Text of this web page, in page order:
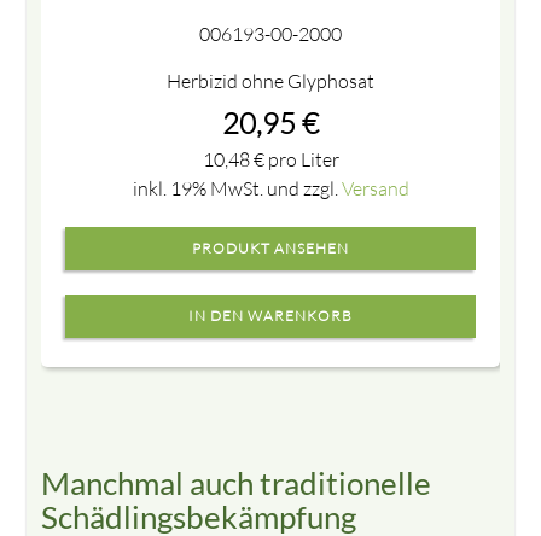
006193-00-2000
Herbizid ohne Glyphosat
20,95 €
10,48€pro Liter
inkl. 19% MwSt. und zzgl. Versand
PRODUKT ANSEHEN
Manchmal auch traditionelle
Schädlingsbekämpfung